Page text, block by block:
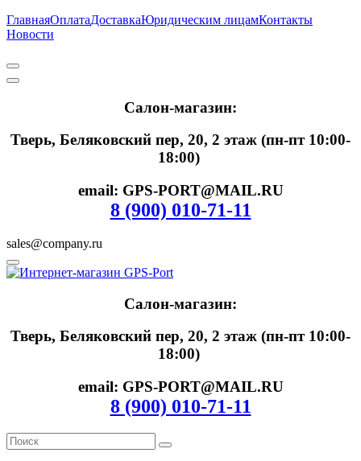
ГлавнаяОплатаДоставкаЮридическим лицамКонтакты
Новости
Салон-магазин:
Тверь, Беляковский пер, 20, 2 этаж (пн-пт 10:00-
18:00)
email: GPS-PORT@MAIL.RU
8 (900) 010-71-11
sales@company.ru
Салон-магазин:
Тверь, Беляковский пер, 20, 2 этаж (пн-пт 10:00-
18:00)
email: GPS-PORT@MAIL.RU
8 (900) 010-71-11